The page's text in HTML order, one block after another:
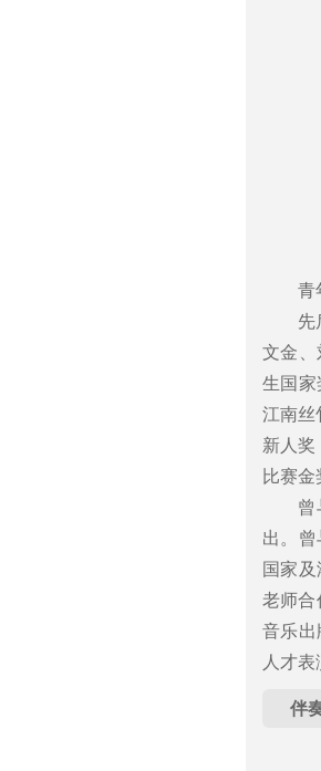
青
先
文金、
生国家
江南丝
新人奖
比赛金
曾
出。
国家
老师合
音乐
人才表
伴